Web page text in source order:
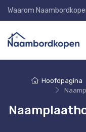
Waarom
Hoofdpagina